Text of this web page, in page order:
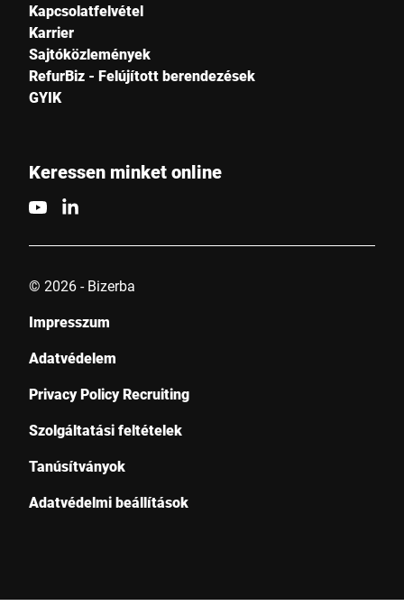
Kapcsolatfelvétel
Karrier
Sajtóközlemények
RefurBiz - Felújított berendezések
GYIK
Keressen minket online
© 2026 - Bizerba
Impresszum
Adatvédelem
Privacy Policy Recruiting
Szolgáltatási feltételek
Tanúsítványok
Adatvédelmi beállítások